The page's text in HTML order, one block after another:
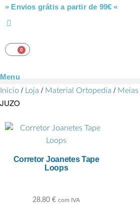
» Envios grátis a partir de 99€ «
0
Menu
Início / Loja / Material Ortopedia / Meias
JUZO
Corretor Joanetes Tape
Loops
28.80€ com IVA